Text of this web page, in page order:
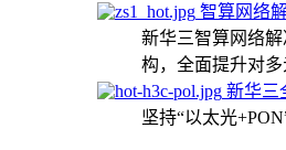
智算网络
新华三智算网络
构，全面提升对多
新华三
坚持“以太光